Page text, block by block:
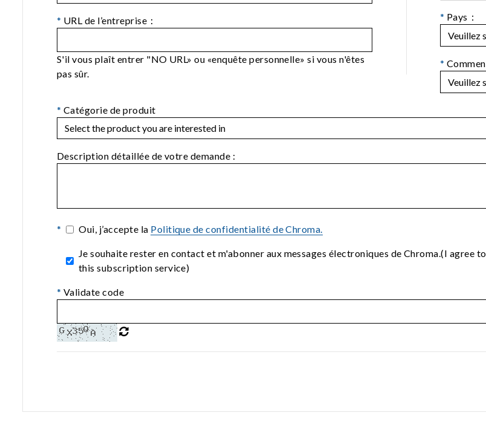
* URL de l’entreprise：
S'il vous plaît entrer "NO URL» ou «enquête personnelle» si vous n'êtes
pas sûr.
* Pays：
*
* Catégorie de produit
Description détaillée de votre demande :
* Oui, j’accepte la Politique de confidentialité de Chroma.
Je souhaite rester en contact et m'abonner aux messages électroniques de Chroma.(I agree
this subscription service)
* Validate code